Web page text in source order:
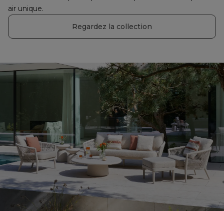
air unique.
Regardez la collection